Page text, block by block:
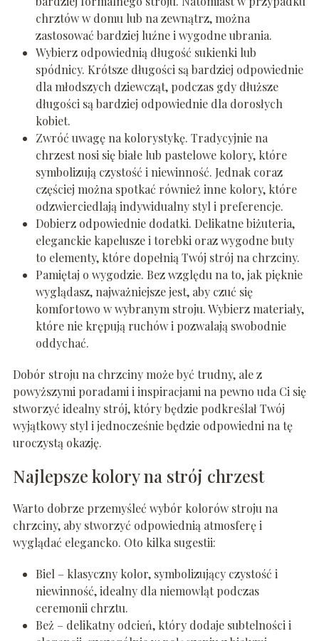
chrztów w domu lub na zewnątrz, można
zastosować bardziej luźne i wygodne ubrania.
Wybierz odpowiednią długość sukienki lub
spódnicy. Krótsze długości są bardziej odpowiednie
dla młodszych dziewcząt, podczas gdy dłuższe
długości są bardziej odpowiednie dla dorosłych
kobiet.
Zwróć uwagę na kolorystykę. Tradycyjnie na
chrzest nosi się białe lub pastelowe kolory, które
symbolizują czystość i niewinność. Jednak coraz
częściej można spotkać również inne kolory, które
odzwierciedlają indywidualny styl i preferencje.
Dobierz odpowiednie dodatki. Delikatne biżuteria,
eleganckie kapelusze i torebki oraz wygodne buty
to elementy, które dopełnią Twój strój na chrzciny.
Pamiętaj o wygodzie. Bez względu na to, jak pięknie
wyglądasz, najważniejsze jest, aby czuć się
komfortowo w wybranym stroju. Wybierz materiały,
które nie krępują ruchów i pozwalają swobodnie
oddychać.
Dobór stroju na chrzciny może być trudny, ale z
powyższymi poradami i inspiracjami na pewno uda Ci się
stworzyć idealny strój, który będzie podkreślał Twój
wyjątkowy styl i jednocześnie będzie odpowiedni na tę
uroczystą okazję.
Najlepsze kolory na strój chrzest
Warto dobrze przemyśleć wybór kolorów stroju na
chrzciny, aby stworzyć odpowiednią atmosferę i
wyglądać elegancko. Oto kilka sugestii:
Biel – klasyczny kolor, symbolizujący czystość i
niewinność, idealny dla niemowląt podczas
ceremonii chrztu.
Beż – delikatny odcień, który dodaje subtelności i